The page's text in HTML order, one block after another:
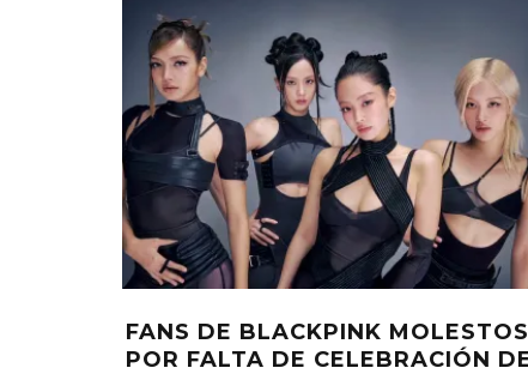
RED VELVET REGRESA CON EL EP
‘VELVET SUMMER’